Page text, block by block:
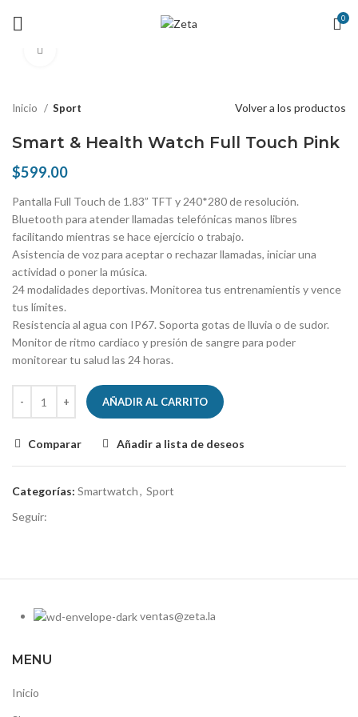
0
Inicio Sport Volver a los productos
Smart & Health Watch Full Touch Pink
$599.00
Pantalla Full Touch de 1.83” TFT y 240*280 de resolución.
Bluetooth para atender llamadas telefónicas manos libres
facilitando mientras se hace ejercicio o trabajo.
Asistencia de voz para aceptar o rechazar llamadas, iniciar una
actividad o poner la música.
24 modalidades deportivas. Monitorea tus entrenamientis y vence
tus límites.
Resistencia al agua con IP67. Soporta gotas de lluvia o de sudor.
Monitor de ritmo cardiaco y presión de sangre para poder
monitorear tu salud las 24 horas.
AÑADIR AL CARRITO
Comparar Añadir a lista de deseos
Categorías: Smartwatch, Sport
Seguir:
ventas@zeta.la
MENU
Inicio
Envío gratis en pedidos mayores a $499 en todo el país